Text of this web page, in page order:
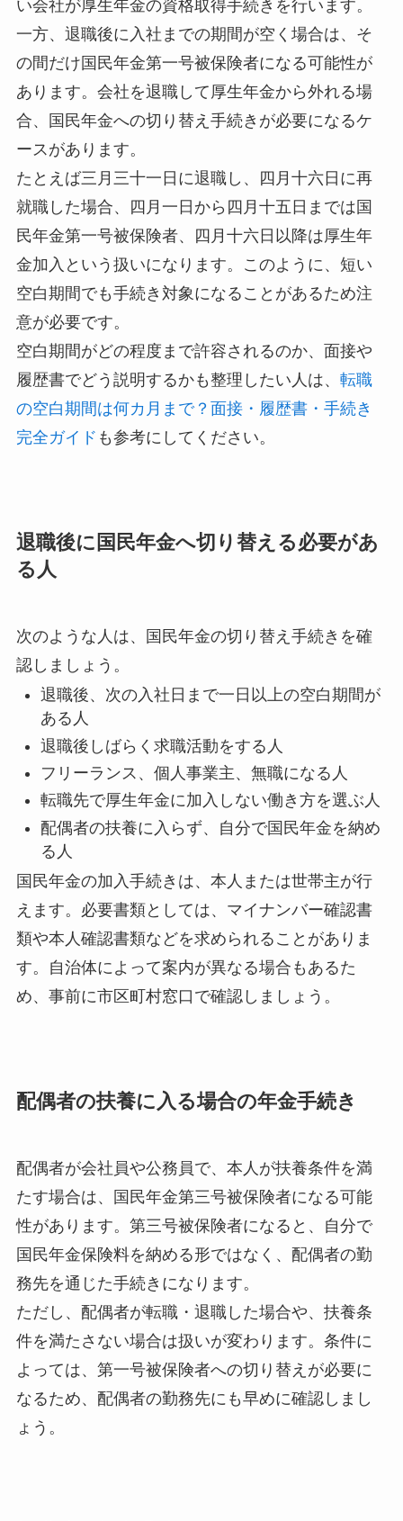
い会社が厚生年金の資格取得手続きを行います。
一方、退職後に入社までの期間が空く場合は、そ
の間だけ国民年金第一号被保険者になる可能性が
あります。会社を退職して厚生年金から外れる場
合、国民年金への切り替え手続きが必要になるケ
ースがあります。
たとえば三月三十一日に退職し、四月十六日に再
就職した場合、四月一日から四月十五日までは国
民年金第一号被保険者、四月十六日以降は厚生年
金加入という扱いになります。このように、短い
空白期間でも手続き対象になることがあるため注
意が必要です。
空白期間がどの程度まで許容されるのか、面接や
履歴書でどう説明するかも整理したい人は、 転職
の空白期間は何カ月まで？面接・履歴書・手続き
完全ガイド も参考にしてください。
退職後に国民年金へ切り替える必要があ
る人
次のような人は、国民年金の切り替え手続きを確
認しましょう。
退職後、次の入社日まで一日以上の空白期間が
ある人
退職後しばらく求職活動をする人
フリーランス、個人事業主、無職になる人
転職先で厚生年金に加入しない働き方を選ぶ人
配偶者の扶養に入らず、自分で国民年金を納め
る人
国民年金の加入手続きは、本人または世帯主が行
えます。必要書類としては、マイナンバー確認書
類や本人確認書類などを求められることがありま
す。自治体によって案内が異なる場合もあるた
め、事前に市区町村窓口で確認しましょう。
配偶者の扶養に入る場合の年金手続き
配偶者が会社員や公務員で、本人が扶養条件を満
たす場合は、国民年金第三号被保険者になる可能
性があります。第三号被保険者になると、自分で
国民年金保険料を納める形ではなく、配偶者の勤
務先を通じた手続きになります。
ただし、配偶者が転職・退職した場合や、扶養条
件を満たさない場合は扱いが変わります。条件に
よっては、第一号被保険者への切り替えが必要に
なるため、配偶者の勤務先にも早めに確認しまし
ょう。